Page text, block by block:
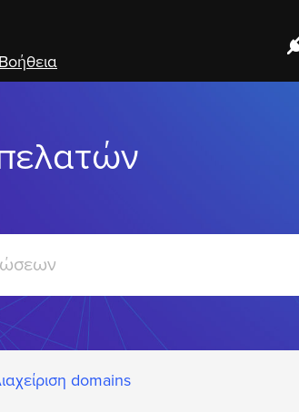
Βοήθεια
domains